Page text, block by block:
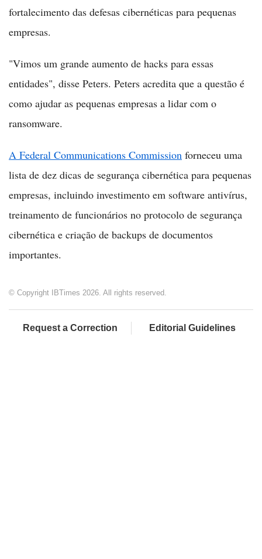
fortalecimento das defesas cibernéticas para pequenas
empresas.
"Vimos um grande aumento de hacks para essas
entidades", disse Peters. Peters acredita que a questão é
como ajudar as pequenas empresas a lidar com o
ransomware.
A Federal Communications Commission forneceu uma
lista de dez dicas de segurança cibernética para pequenas
empresas, incluindo investimento em software antivírus,
treinamento de funcionários no protocolo de segurança
cibernética e criação de backups de documentos
importantes.
© Copyright IBTimes 2026. All rights reserved.
Request a Correction Editorial Guidelines